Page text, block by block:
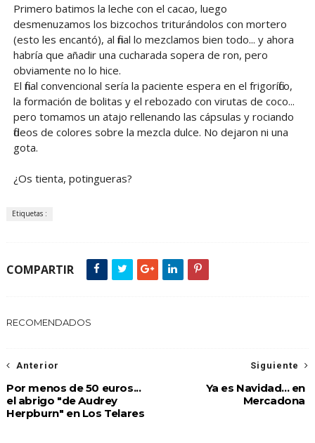
Primero batimos la leche con el cacao, luego
desmenuzamos los bizcochos triturándolos con mortero
(esto les encantó), al final lo mezclamos bien todo... y ahora
habría que añadir una cucharada sopera de ron, pero
obviamente no lo hice.
El final convencional sería la paciente espera en el frigorífico,
la formación de bolitas y el rebozado con virutas de coco...
pero tomamos un atajo rellenando las cápsulas y rociando
fideos de colores sobre la mezcla dulce. No dejaron ni una
gota.
¿Os tienta, potingueras?
Etiquetas :
COMPARTIR
RECOMENDADOS
Siguiente
Ya es Navidad... en
Mercadona
Anterior
Por menos de 50 euros...
el abrigo "de Audrey
Herpburn" en Los Telares